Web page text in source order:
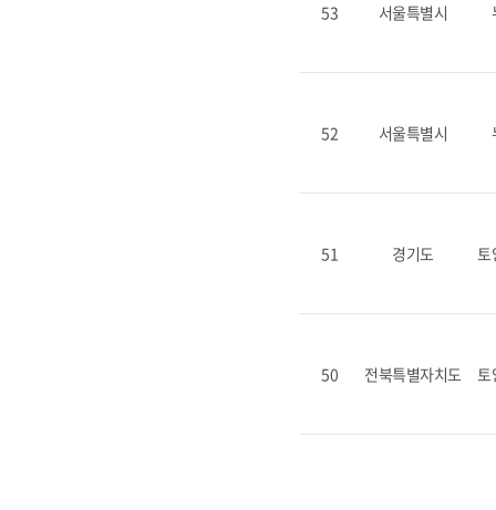
53 서울특별시
52 서울특별시
51 경기도 토
50 전북특별자치도 토